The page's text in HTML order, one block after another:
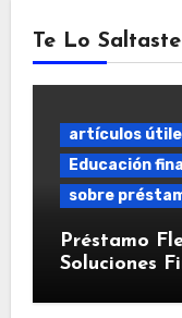
Te Lo Saltaste
artículos
Educación
sobre
Préstamo
Soluciones